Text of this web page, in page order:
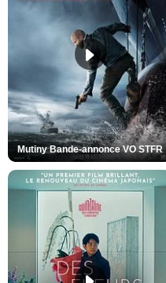
Mutiny Bande-annonce VO STFR